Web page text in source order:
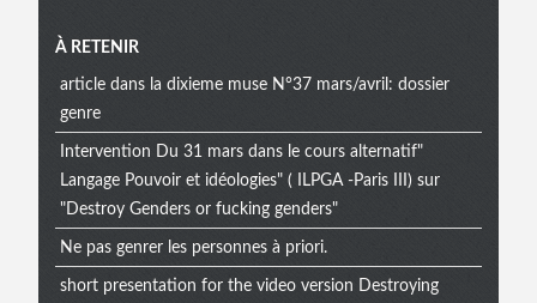
À RETENIR
article dans la dixieme muse N°37 mars/avril: dossier
genre
Intervention Du 31 mars dans le cours alternatif"
Langage Pouvoir et idéologies" ( ILPGA -Paris III) sur
"Destroy Genders or fucking genders"
Ne pas genrer les personnes à priori.
short presentation for the video version Destroying